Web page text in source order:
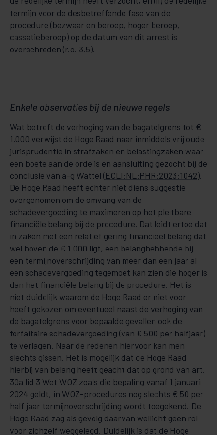
termijn voor de desbetreffende fase van de
procedure (bezwaar en beroep, hoger beroep,
cassatieberoep) op de datum van dit arrest is
overschreden (r.o. 3.5).
Enkele observaties bij de nieuwe regels
Wat betreft de verhoging van de bagatelgrens tot €
1.000 verwijst de Hoge Raad naar inmiddels vrij oude
jurisprudentie in strafzaken en belastingzaken waar
een boete aan de orde is en aansluiting gezocht bij de
conclusie van a-g Wattel (ECLI:NL:PHR:2023:1042).
De Hoge Raad heeft echter niet diens suggestie
overgenomen om de omvang van de
schadevergoeding te maximeren op het pleitbare
financiële belang bij de procedure. Dat leidt ertoe dat
in zaken met een relatief gering financieel belang dat
wel boven de € 1.000 ligt, een belanghebbende bij
een termijnoverschrijding van meer dan een jaar al
een schadevergoeding tegemoet kan zien die hoger is
dan het financiële belang bij de procedure. Het is
niet duidelijk waarom de Hoge Raad er niet voor
heeft gekozen om eventueel naast de verhoging van
de bagatelgrens voor bepaalde gevallen ook de
forfaitaire schadevergoeding (van € 500 per halfjaar)
te verlagen. Naar de redenen hiervoor kan men
slechts gissen. Het is mogelijk dat de Hoge Raad
hierbij van belang heeft geacht dat op grond van art.
30a lid 3 Wet WOZ zoals die bepaling vanaf 1 januari
2024 geldt, in WOZ-procedures nog slechts € 50 per
half jaar termijnoverschrijding wordt toegekend. De
Hoge Raad zag als gevolg daarvan wellicht geen rol
voor zichzelf weggelegd. Duidelijk is dat de Hoge